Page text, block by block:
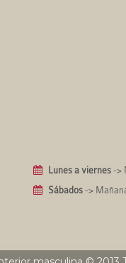
Lunes a viernes ->
Sábados ->